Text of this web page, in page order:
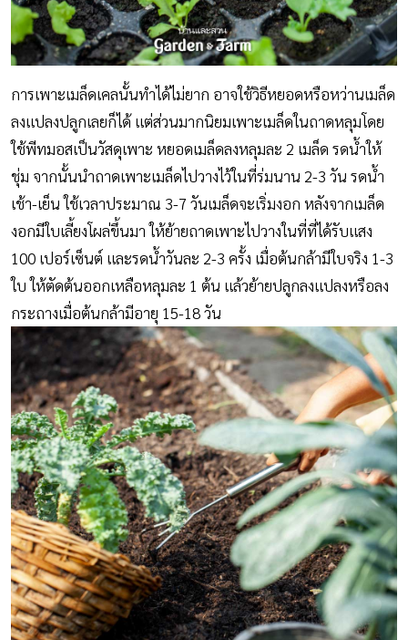
การเพาะเมล็ดเคลนั้นทำได้ไม่ยาก อาจใช้วิธีหยอดหรือหว่านเมล็ด
ลงแปลงปลูกเลยก็ได้ แต่ส่วนมากนิยมเพาะเมล็ดในถาดหลุมโดย
ใช้พีทมอสเป็นวัสดุเพาะ หยอดเมล็ดลงหลุมละ 2 เมล็ด รดน้ำให้
ชุ่ม จากนั้นนำถาดเพาะเมล็ดไปวางไว้ในที่ร่มนาน 2-3 วัน รดน้ำ
เช้า-เย็น ใช้เวลาประมาณ 3-7 วันเมล็ดจะเริ่มงอก หลังจากเมล็ด
งอกมีใบเลี้ยงโผล่ขึ้นมา ให้ย้ายถาดเพาะไปวางในที่ที่ได้รับแสง
100 เปอร์เซ็นต์ และรดน้ำวันละ 2-3 ครั้ง เมื่อต้นกล้ามีใบจริง 1-3
ใบ ให้ตัดต้นออกเหลือหลุมละ 1 ต้น แล้วย้ายปลูกลงแปลงหรือลง
กระถางเมื่อต้นกล้ามีอายุ 15-18 วัน